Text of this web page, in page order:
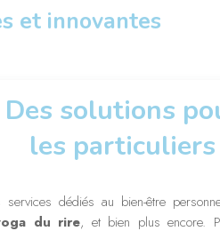
et innovantes
Des solutions
les particuliers
services dédiés au bien-être
du rire, et bien plus encore.